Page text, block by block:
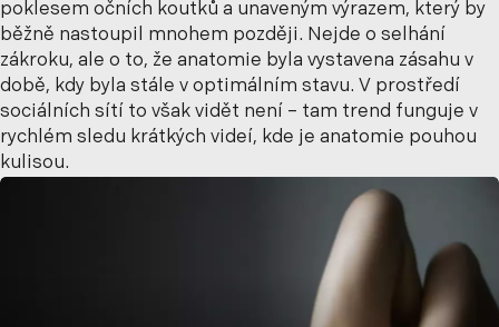
poklesem očních koutků a unaveným výrazem, který by
běžně nastoupil mnohem později. Nejde o selhání
zákroku, ale o to, že anatomie byla vystavena zásahu v
době, kdy byla stále v optimálním stavu. V prostředí
sociálních sítí to však vidět není – tam trend funguje v
rychlém sledu krátkých videí, kde je anatomie pouhou
kulisou.